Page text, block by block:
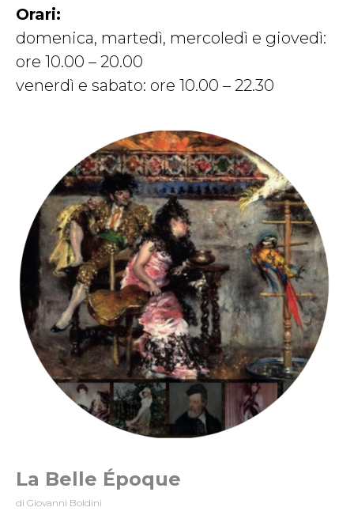
Orari:
domenica, martedì, mercoledì e giovedì:
ore 10.00 – 20.00
venerdì e sabato: ore 10.00 – 22.30
La Belle Époque
di Giovanni Boldini